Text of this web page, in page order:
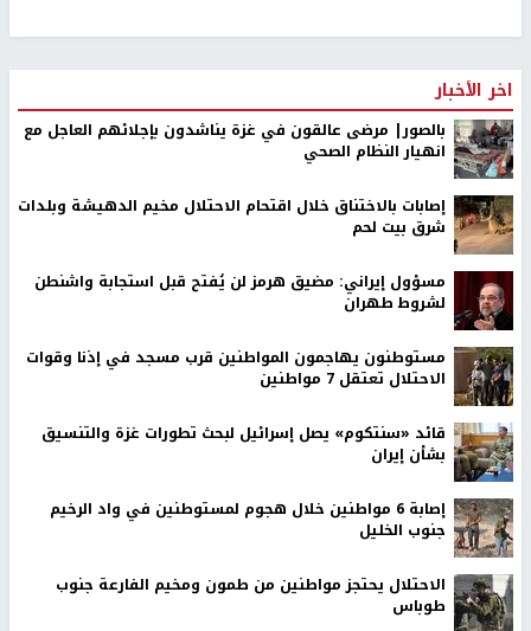
اخر الأخبار
بالصور| مرضى عالقون في غزة يناشدون بإجلائهم العاجل مع
انهيار النظام الصحي
إصابات بالاختناق خلال اقتحام الاحتلال مخيم الدهيشة وبلدات
شرق بيت لحم
مسؤول إيراني: مضيق هرمز لن يُفتح قبل استجابة واشنطن
لشروط طهران
مستوطنون يهاجمون المواطنين قرب مسجد في إذنا وقوات
الاحتلال تعتقل 7 مواطنين
قائد «سنتكوم» يصل إسرائيل لبحث تطورات غزة والتنسيق
بشأن إيران
إصابة 6 مواطنين خلال هجوم لمستوطنين في واد الرخيم
جنوب الخليل
الاحتلال يحتجز مواطنين من طمون ومخيم الفارعة جنوب
طوباس